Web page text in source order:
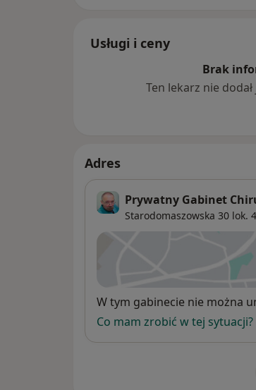
Usługi i ceny
Brak
Ten lekarz nie
Adres
Prywatny Gabinet
Starodomaszowska 30 lok.
Dostępność
W tym gabinecie nie można
Co mam zrobić w tej sytuacji?